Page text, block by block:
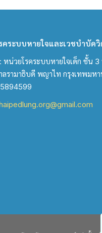
คระบบหายใจและเวชบำบัด
หน่วยโรคระบบหายใจเด็ก ชั้น
ลรามาธิบดี พญาไท กรุงเทพมห